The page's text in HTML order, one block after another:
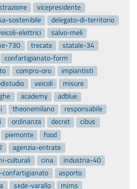
vicepresidente
sostenibile
delegato-di-territorio
elettrici
salvo-meli
730 trecate
statale-34
confartigianato-form
compro-oro
impiantisti
veicoli
misure
academy
adblue
theonemilano
responsabile
ordinanza decret
cibus
piemonte
food
agenzia-entrate
culturali cina
industria-40
confartigianato
asporto
sede-varallo
mims